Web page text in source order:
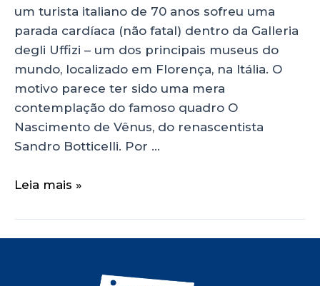
um turista italiano de 70 anos sofreu uma
parada cardíaca (não fatal) dentro da Galleria
degli Uffizi – um dos principais museus do
mundo, localizado em Florença, na Itália. O
motivo parece ter sido uma mera
contemplação do famoso quadro O
Nascimento de Vênus, do renascentista
Sandro Botticelli. Por …
Leia mais »